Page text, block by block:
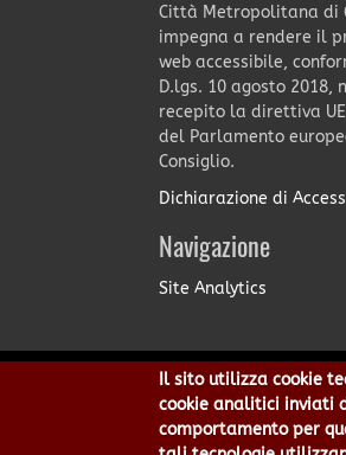
Città Metropolitana di
impegna a rendere il
web accessibile,
D.lgs. 10 agosto 2018,
recepito la direttiva
del Parlamento
Consiglio.
Dichiarazione di
Navigazione
Site Analytics
Città
Il sito utilizza cookie
cookie analitici inviati
comportamento per